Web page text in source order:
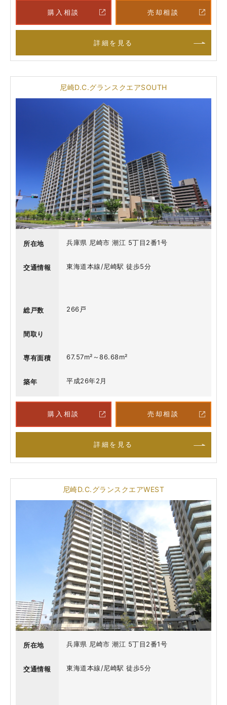
購入相談 売却相談
詳細を見る
尼崎D.C.グランスクエアSOUTH
所在地 兵庫県 尼崎市 潮江 5丁目2番1号
交通情報 東海道本線/尼崎駅 徒歩5分
総戸数 266戸
間取り
専有面積 67.57m²～86.68m²
築年 平成26年2月
購入相談 売却相談
詳細を見る
尼崎D.C.グランスクエアWEST
所在地 兵庫県 尼崎市 潮江 5丁目2番1号
交通情報 東海道本線/尼崎駅 徒歩5分